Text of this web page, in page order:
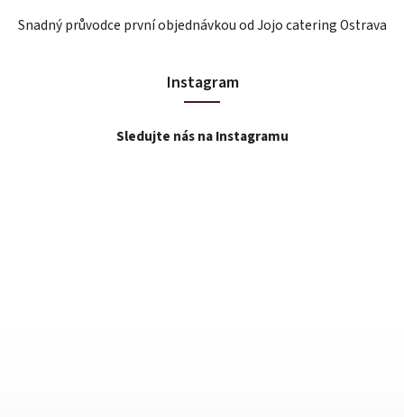
Snadný průvodce první objednávkou od Jojo catering Ostrava
Instagram
Sledujte nás na Instagramu